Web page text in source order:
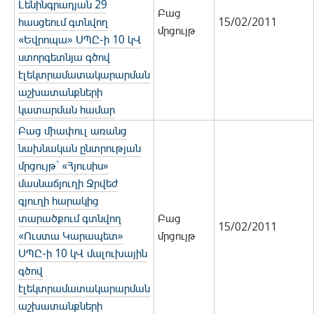
Լենինգրադյան 29
հասցեում գտնվող
«Եվրոպա» ՍՊԸ-ի 10 կՎ
ստորգետնյա գծով
էլեկտրամատակարարման
աշխատանքների
կատարման համար
Բաց
մրցույթ
15/02/2011
Բաց միափուլ առանց
նախնական ընտրության
մրցույթ` «Հյուսիս»
մասնաճյուղի Ջրվեժ
գյուղի հարակից
տարածքում գտնվող
«Ուստա Կարապետ»
ՍՊԸ-ի 10 կՎ մալուխային
գծով
էլեկտրամատակարարման
աշխատանքների
Բաց
մրցույթ
15/02/2011